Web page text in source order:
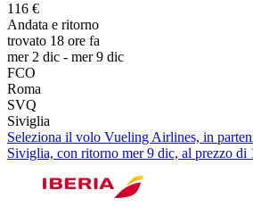
116 €
Andata e ritorno
trovato 18 ore fa
mer 2 dic - mer 9 dic
FCO
Roma
SVQ
Siviglia
Seleziona il volo Vueling Airlines, in
Siviglia, con ritorno mer 9 dic, al prezzo di